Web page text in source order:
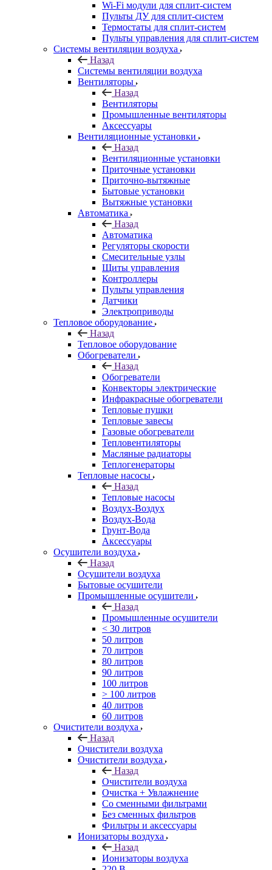
Wi-Fi модули для сплит-систем
Пульты ДУ для сплит-систем
Термостаты для сплит-систем
Пульты управления для сплит-систем
Системы вентиляции воздуха
Назад
Системы вентиляции воздуха
Вентиляторы
Назад
Вентиляторы
Промышленные вентиляторы
Аксессуары
Вентиляционные установки
Назад
Вентиляционные установки
Приточные установки
Приточно-вытяжные
Бытовые установки
Вытяжные установки
Автоматика
Назад
Автоматика
Регуляторы скорости
Смесительные узлы
Щиты управления
Контроллеры
Пульты управления
Датчики
Электроприводы
Тепловое оборудование
Назад
Тепловое оборудование
Обогреватели
Назад
Обогреватели
Конвекторы электрические
Инфракрасные обогреватели
Тепловые пушки
Тепловые завесы
Газовые обогреватели
Тепловентиляторы
Масляные радиаторы
Теплогенераторы
Тепловые насосы
Назад
Тепловые насосы
Воздух-Воздух
Воздух-Вода
Грунт-Вода
Аксессуары
Осушители воздуха
Назад
Осушители воздуха
Бытовые осушители
Промышленные осушители
Назад
Промышленные осушители
< 30 литров
50 литров
70 литров
80 литров
90 литров
100 литров
> 100 литров
40 литров
60 литров
Очистители воздуха
Назад
Очистители воздуха
Очистители воздуха
Назад
Очистители воздуха
Очистка + Увлажнение
Cо сменными фильтрами
Без сменных фильтров
Фильтры и аксессуары
Ионизаторы воздуха
Назад
Ионизаторы воздуха